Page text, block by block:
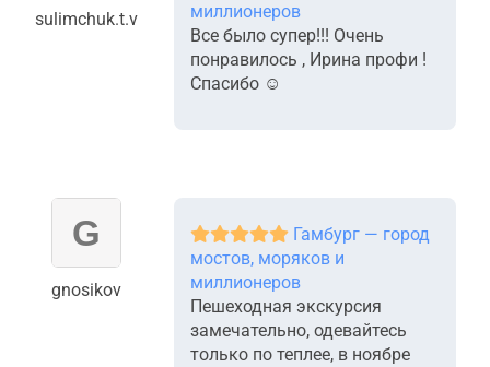
sulimchuk.t.v
миллионеров
Все было супер!!! Очень
понравилось , Ирина профи !
Спасибо ☺️
gnosikov
Гамбург — город
мостов, моряков и
миллионеров
Пешеходная экскурсия
замечательно, одевайтесь
только по теплее, в ноябре